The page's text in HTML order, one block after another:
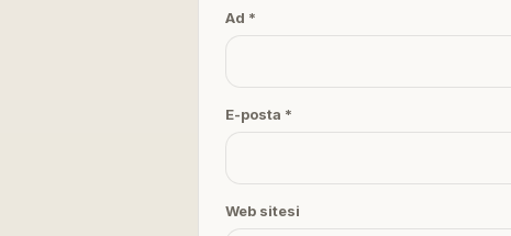
Ad *
E-posta *
Web sitesi